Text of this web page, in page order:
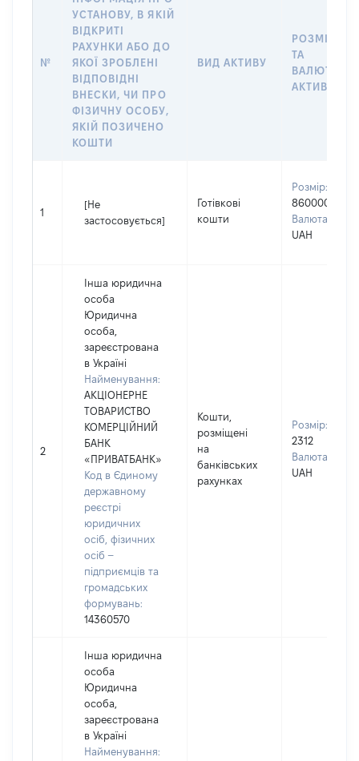
№
УСТАНОВУ, В ЯКІЙ
ВІДКРИТІ
РАХУНКИ АБО ДО
ЯКОЇ ЗРОБЛЕНІ
ВІДПОВІДНІ
ВНЕСКИ, ЧИ ПРО
ФІЗИЧНУ ОСОБУ,
ЯКІЙ ПОЗИЧЕНО
КОШТИ
ВИД АКТИВУ
РОЗМІР
ТА
ВАЛЮТА
АКТИВУ
1
[Не
застосовується]
Готівкові
кошти
Розмір:
860000
Валюта:
UAH
2
Інша юридична
особа
Юридична
особа,
зареєстрована
в Україні
Найменування:
АКЦІОНЕРНЕ
ТОВАРИСТВО
КОМЕРЦІЙНИЙ
БАНК
«ПРИВАТБАНК»
Код в Єдиному
державному
реєстрі
юридичних
осіб, фізичних
осіб –
підприємців та
громадських
формувань:
14360570
Кошти,
розміщені
на
банківських
рахунках
Розмір:
2312
Валюта:
UAH
Інша юридична
особа
Юридична
особа,
зареєстрована
в Україні
Найменування: